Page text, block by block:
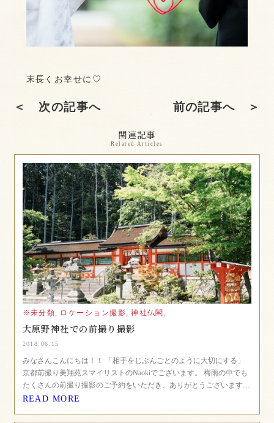
末長くお幸せに♡
＜ 次の記事へ 前の記事へ ＞
関連記事
Related Articles
※未分類, ロケーション撮影, 神社仏閣,
大原野神社での前撮り撮影
2018.06.15
みなさんこんにちは！！ 「相手をじぶんごとのように大切にする」
京都前撮り美翔苑スマイリストのNaokiでございます。 梅雨の中でも
たくさんの前撮り撮影のご予約をいただき、ありがとうございます…
READ MORE